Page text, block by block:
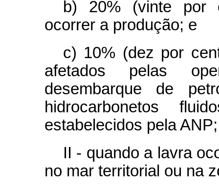
b) 20% (vinte por
ocorrer a produção; e
c) 10% (dez por
afetados pelas
desembarque de
hidrocarbonetos
estabelecidos pela ANP;
II - quando a lavra
no mar territorial ou na